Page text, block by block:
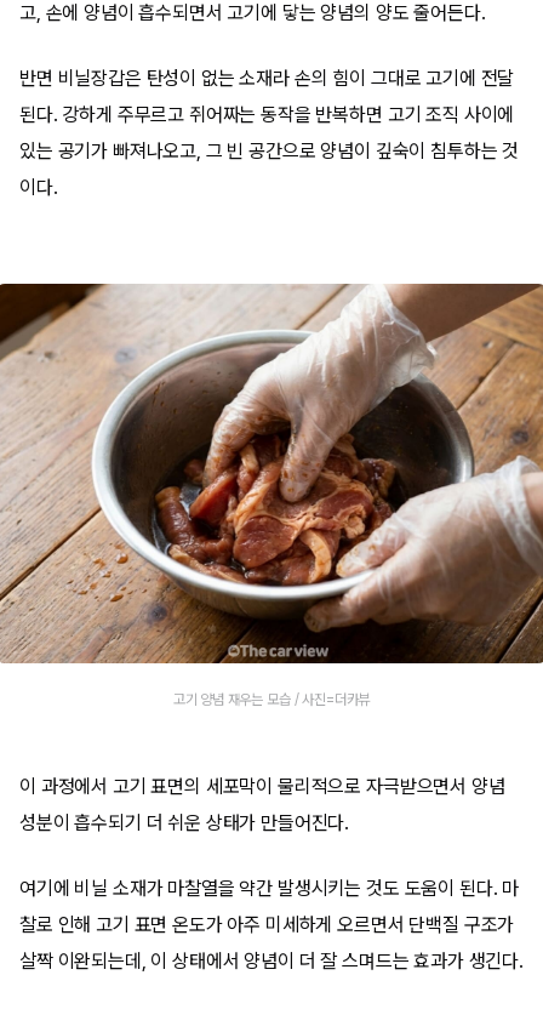
고, 손에 양념이 흡수되면서 고기에 닿는 양념의 양도 줄어든다.
반면 비닐장갑은 탄성이 없는 소재라 손의 힘이 그대로 고기에 전달
된다. 강하게 주무르고 쥐어짜는 동작을 반복하면 고기 조직 사이에
있는 공기가 빠져나오고, 그 빈 공간으로 양념이 깊숙이 침투하는 것
이다.
고기 양념 재우는 모습 / 사진=더카뷰
이 과정에서 고기 표면의 세포막이 물리적으로 자극받으면서 양념
성분이 흡수되기 더 쉬운 상태가 만들어진다.
여기에 비닐 소재가 마찰열을 약간 발생시키는 것도 도움이 된다. 마
찰로 인해 고기 표면 온도가 아주 미세하게 오르면서 단백질 구조가
살짝 이완되는데, 이 상태에서 양념이 더 잘 스며드는 효과가 생긴다.